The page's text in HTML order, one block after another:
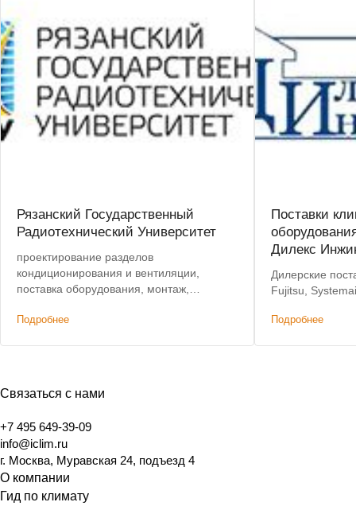
Рязанский Государственный
Радиотехнический Университет
проектирование разделов
кондиционирования и вентиляции,
поставка оборудования, монтаж,
Подробнее
Поставки
Дилекс
Дилерские
Fujitsu,
Подробнее
Связаться с нами
+7 495 649-39-09
info@iclim.ru
г. Москва, Муравская 24, подъезд 4
О компании
Гид по климату